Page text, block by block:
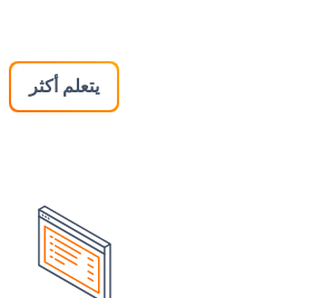
يتعلم أكثر